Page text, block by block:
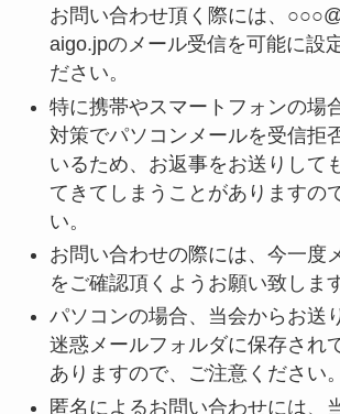
お問い合わせ頂く際には、
aigo.jpのメール受信を可能に設
ださい。
特に携帯やスマートフォンの場
対策でパソコンメールを受信拒
いるため、お返事をお送りして
てきてしまうことがありますの
い。
お問い合わせの際には、今一度
をご確認頂くようお願い致します
パソコンの場合、当会からお送
迷惑メールフォルダに保存され
ありますので、ご注意ください。
匿名によるお問い合わせには、